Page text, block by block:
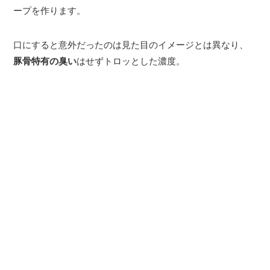
ープを作ります。
口にすると意外だったのは見た目のイメージとは異なり、
豚骨特有の臭いはせずトロッとした濃度。